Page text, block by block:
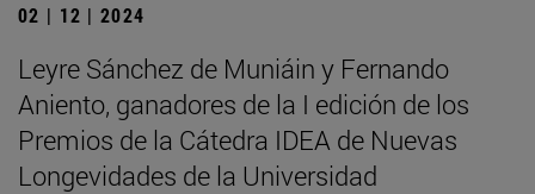
02 | 12 | 2024
Leyre Sánchez de Muniáin y Fernando
Aniento, ganadores de la I edición de los
Premios de la Cátedra IDEA de Nuevas
Longevidades de la Universidad